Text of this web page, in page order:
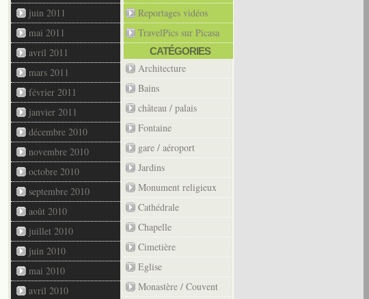
juin 2011
mai 2011
avril 2011
mars 2011
février 2011
janvier 2011
décembre 2010
novembre 2010
octobre 2010
septembre 2010
août 2010
juillet 2010
juin 2010
mai 2010
avril 2010
Reportages vidéos
TravelPics sur Picasa
CATÉGORIES
Architecture
Bains
château / palais
Fontaine
gare / aéroport
Jardins
Monument religieux
Cathédrale
Chapelle
Cimetière
Eglise
Monastère / Couvent